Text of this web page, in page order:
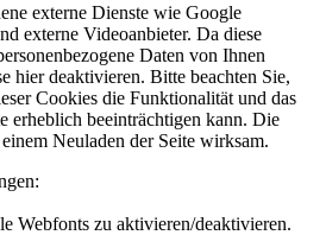
externe Dienste wie Google
externe Videoanbieter. Da diese
Daten von Ihnen
hier deaktivieren. Bitte beachten Sie,
Cookies die Funktionalität und das
erheblich beeinträchtigen kann. Die
Neuladen der Seite wirksam.
Webfonts zu aktivieren/deaktivieren.